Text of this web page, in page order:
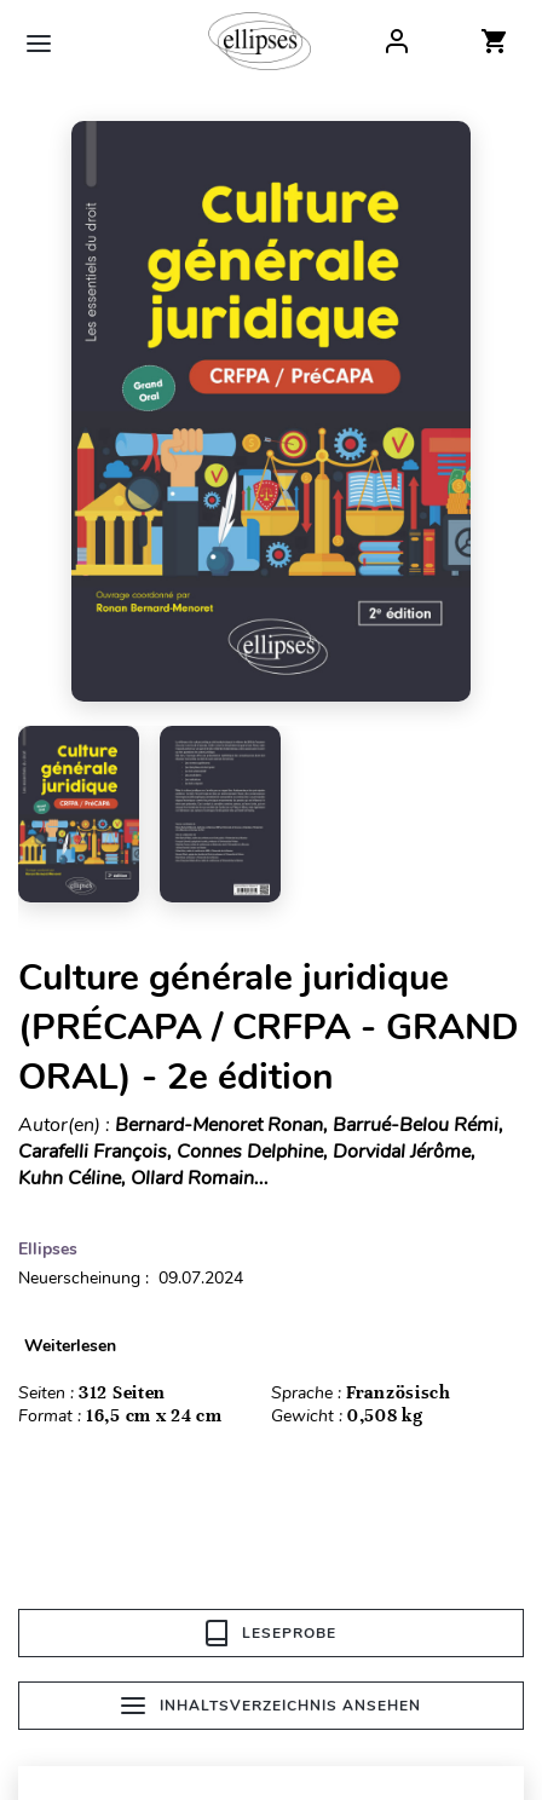
Culture générale juridique
(PRÉCAPA / CRFPA - GRAND
ORAL) - 2e édition
Autor(en) : Bernard-Menoret Ronan, Barrué-Belou Rémi,
Carafelli François, Connes Delphine, Dorvidal Jérôme,
Kuhn Céline, Ollard Romain...
Ellipses
Neuerscheinung : 09.07.2024
Weiterlesen
Seiten : 312 Seiten Sprache : Französisch
Format : 16,5 cm x 24 cm Gewicht : 0,508 kg
LESEPROBE
INHALTSVERZEICHNIS ANSEHEN